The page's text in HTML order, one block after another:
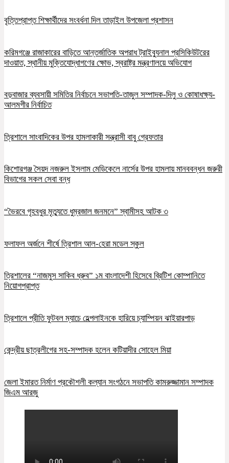
বৃত্তিপ্রাপ্ত শিক্ষার্থীদের সংবর্ধনা দিল তাড়াইল উপজেলা প্রশাসন
করিমগঞ্জে রাজাকারের বাড়িতে আন্তর্জাতিক অপরাধ ট্রাইব্যুনাল প্রসিকিউটরের
দাওয়াত, স্থানীয় মুক্তিযোদ্ধাগণের ক্ষোভ, স্বরাষ্ট্র মন্ত্রণালয়ে অভিযোগ
বড়বাজার ব্যবসায়ী সমিতির নির্বাচনে সভাপতি-তাজুল সম্পাদক-দিলু ও কোষাধক্ষ্য-
আলমগীর নির্বাচিত
ত্রিশালে সাংবাদিকের উপর হামলাকারী সন্ত্রাসী বাবু গ্রেফতার
কিশোরগঞ্জ সৈয়দ নজরুল ইসলাম মেডিকেলে নার্সের উপর হামলায় মানববন্ধন জরুরী
বিভাগের সকল সেবা বন্ধ
“ভৈরবে গৃহবধুর মৃত্যুতে ধুম্রজাল জনমনে” স্বামীসহ আটক ৩
ফলাফল অর্জনে শীর্ষে ত্রিশাল আল-হেরা মডেল স্কুল
ত্রিশালের “নাজমুস সাকিব ধ্রুব” ১ম বাংলাদেশী হিসেবে ব্রিটিশ কোম্পানিতে
নিয়োগপ্রাপ্ত
ত্রিশালে প্রীতি ফুটবল ম্যাচে হেল্পলাইনকে হারিয়ে চ্যাম্পিয়ন ঝাইয়ারপাড়
কেন্দ্রীয় ছাত্রলীগের সহ-সম্পাদক হলেন কটিয়াদীর সোহেল মিয়া
জেলা ইমারত নির্মাণ প্রকৌশলী কল্যান সংগঠনে সভাপতি কামরুজ্জামান সম্পাদক
জিএম আরজু